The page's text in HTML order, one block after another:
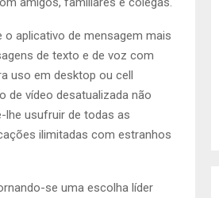
aplicativo de mensagem mais
de texto e de voz com
uso em desktop ou cell
de vídeo desatualizada não
lhe usufruir de todas as
ilimitadas com estranhos
se uma escolha líder